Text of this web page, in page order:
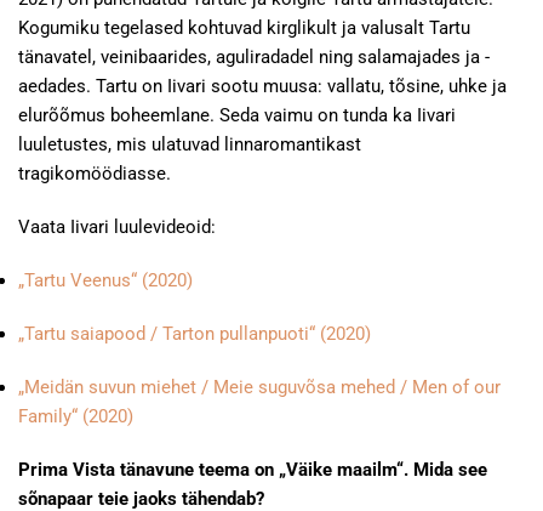
Kogumiku tegelased kohtuvad kirglikult ja valusalt Tartu
tänavatel, veinibaarides, aguliradadel ning salamajades ja -
aedades. Tartu on Iivari sootu muusa: vallatu, tõsine, uhke ja
elurõõmus boheemlane. Seda vaimu on tunda ka Iivari
luuletustes, mis ulatuvad linnaromantikast
tragikomöödiasse.
Vaata Iivari luulevideoid:
„Tartu Veenus“ (2020)
„Tartu saiapood / Tarton pullanpuoti“ (2020)
„Meidän suvun miehet / Meie suguvõsa mehed / Men of our
Family“ (2020)
Prima Vista tänavune teema on „Väike maailm“. Mida see
sõnapaar teie jaoks tähendab?